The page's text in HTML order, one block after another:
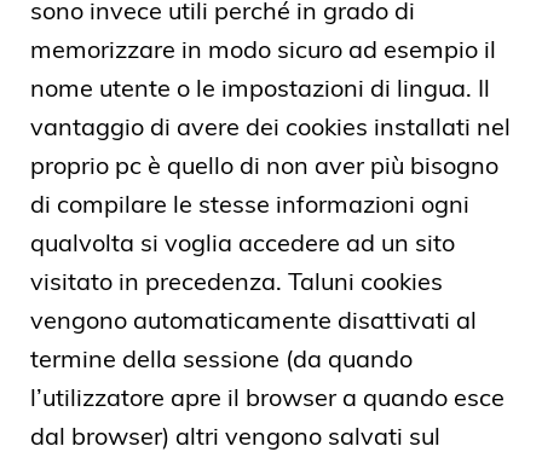
sono invece utili perché in grado di
memorizzare in modo sicuro ad esempio il
nome utente o le impostazioni di lingua. Il
vantaggio di avere dei cookies installati nel
proprio pc è quello di non aver più bisogno
di compilare le stesse informazioni ogni
qualvolta si voglia accedere ad un sito
visitato in precedenza. Taluni cookies
vengono automaticamente disattivati al
termine della sessione (da quando
l’utilizzatore apre il browser a quando esce
dal browser) altri vengono salvati sul